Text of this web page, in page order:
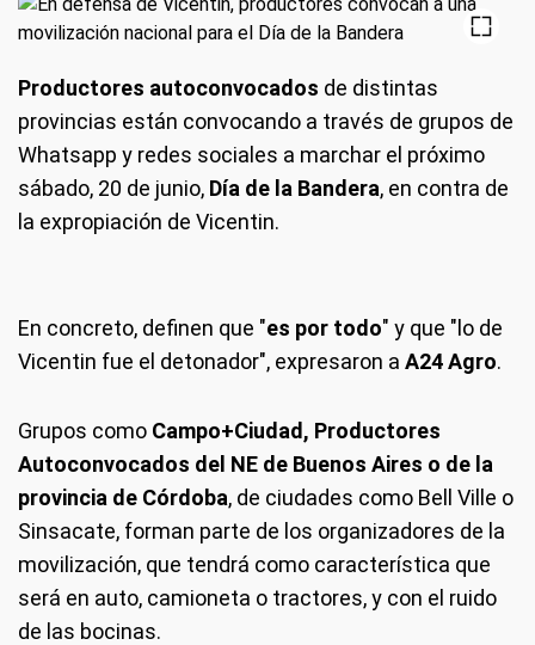
Productores autoconvocados de distintas
provincias están convocando a través de grupos de
Whatsapp y redes sociales a marchar el próximo
sábado, 20 de junio, Día de la Bandera, en contra de
la expropiación de Vicentin.
En concreto, definen que "es por todo" y que "lo de
Vicentin fue el detonador", expresaron a A24 Agro.
Grupos como Campo+Ciudad, Productores
Autoconvocados del NE de Buenos Aires o de la
provincia de Córdoba, de ciudades como Bell Ville o
Sinsacate, forman parte de los organizadores de la
movilización, que tendrá como característica que
será en auto, camioneta o tractores, y con el ruido
de las bocinas.